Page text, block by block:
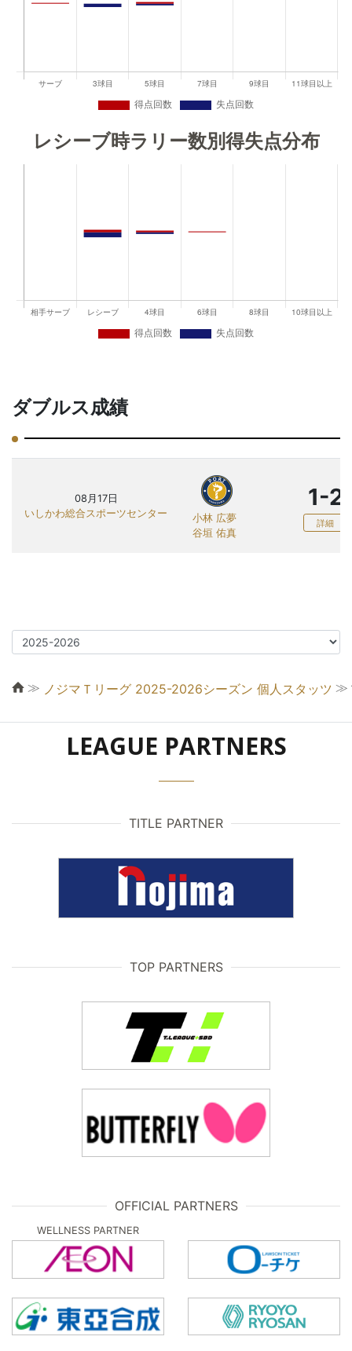
レシーブ時ラリー数別得失点分布
ダブルス成績
08月17日
いしかわ総合スポーツセンター
小林 広夢
谷垣 佑真
1-2
詳細
≫ ノジマＴリーグ 2025-2026シーズン 個人スタッツ ≫
LEAGUE PARTNERS
TITLE PARTNER
TOP PARTNERS
OFFICIAL PARTNERS
WELLNESS PARTNER